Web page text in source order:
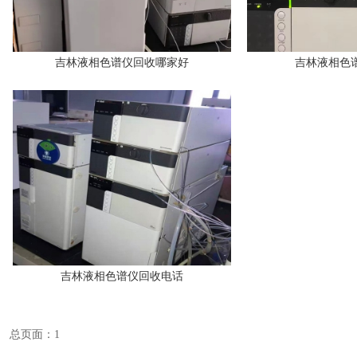
吉林液相色谱仪回收哪家好 吉林液相色
吉林液相色谱仪回收电话
总页面：1